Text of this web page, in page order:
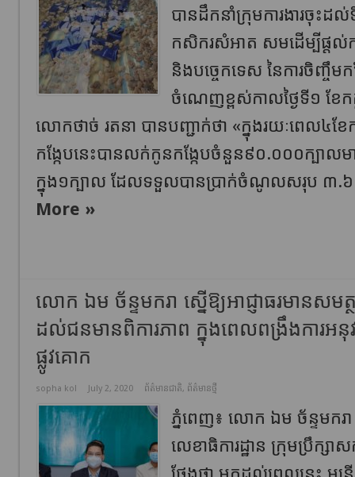
បានដឹកនាំក្រុមការងារចុះដ
កសិករសំអាត សមដើម្បីផ្តល់ក
និងបច្ចេកទេស នៃការចិញ្ចឹម
ចំណេញខ្ពស់កាលថ្ងៃទី១ ខែក
លោកថាច់ រតនា បានបញ្ជាក់ថា «ក្នុងរយៈពេល៤ខ
កង្កែបនេះបានលក់កូនកង្កែបចំនួន៩០.០០០ក្បាលម
ក្នុង១ក្បាល ដែលទទួលបានប្រាក់ចំណូលសរុប ៣.
More »
លោក ឯម ច័ន្ទមករា ស្នើឱ្យអាជ្ញាធរមាន
ដល់ជនមានពិការភាព ក្នុងពេលពង្រឹងការអនុ
ផ្លូវគោក
sopha kol July 2, 2020 ព័ត៌មានជាតិ, ព័ត៌មានថ្មី
ភ្នំពេញ៖ លោក ឯម ច័ន្ទមករា
លេខាធិការដ្ឋាន ក្រុមប្រឹក្សា